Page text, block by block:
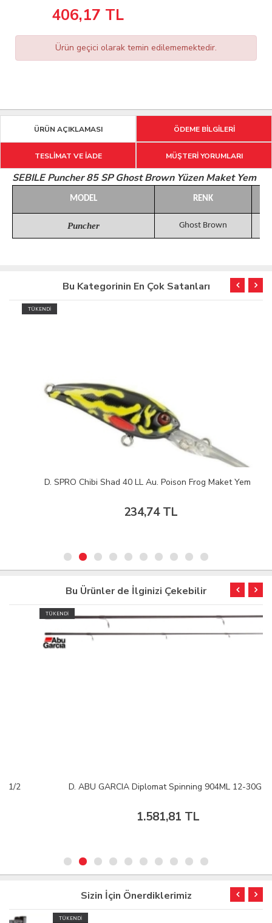
406,17 TL
Ürün geçici olarak temin edilememektedir.
ÜRÜN AÇIKLAMASI ÖDEME BİLGİLERİ
TESLİMAT VE İADE MÜŞTERİ YORUMLARI
SEBILE Puncher 85 SP Ghost Brown Yüzen Maket Yem
MODEL RENK
Puncher Ghost Brown
Bu Kategorinin En Çok Satanları
TÜKENDİ
D. SPRO Chibi Shad 40 LL Au. Poison Frog Maket Yem
234,74 TL
Bu Ürünler de İlginizi Çekebilir
D. ABU GARCIA Diplomat Spinning 904ML 12-30G
1.581,81 TL
Sizin İçin Önerdiklerimiz
TÜKENDİ